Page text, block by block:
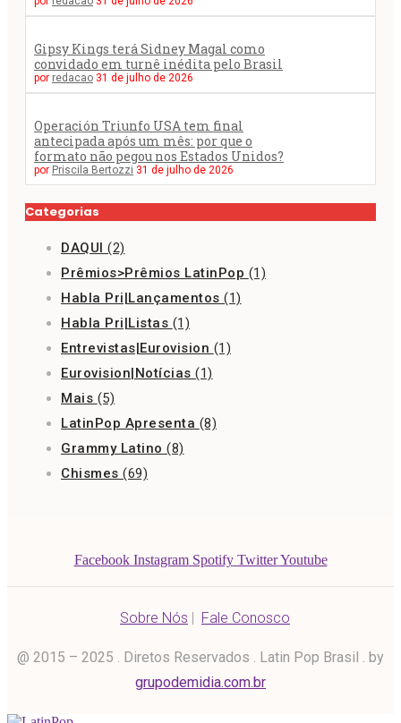
Gipsy Kings terá Sidney Magal como
convidado em turnê inédita pelo Brasil
por redacao 31 de julho de 2026
Operación Triunfo USA tem final
antecipada após um mês: por que o
formato não pegou nos Estados Unidos?
por Priscila Bertozzi 31 de julho de 2026
Categorias
DAQUI (2)
Prêmios>Prêmios LatinPop (1)
Habla Pri|Lançamentos (1)
Habla Pri|Listas (1)
Entrevistas|Eurovision (1)
Eurovision|Notícias (1)
Mais (5)
LatinPop Apresenta (8)
Grammy Latino (8)
Chismes (69)
Facebook Instagram Spotify Twitter Youtube
Sobre Nós | Fale Conosco
@ 2015 – 2025 . Diretos Reservados . Latin Pop Brasil . by
grupodemidia.com.br